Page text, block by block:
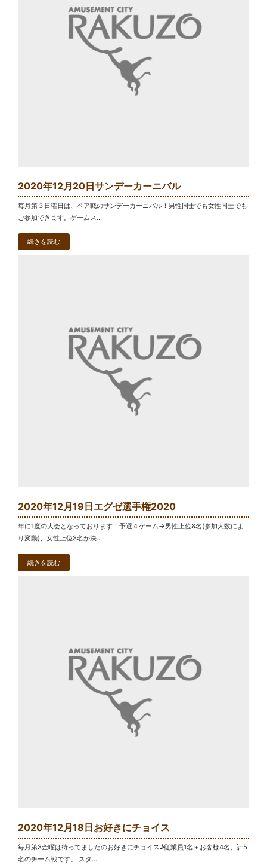
2020年12月20日サンデーカーニバル
毎月第３日曜日は、ペア戦のサンデーカーニバル！男性同士でも女性同士でも
ご参加できます。ゲームス...
続きを読む
2020年12月19日エグゼ選手権2020
年に1度の大会となっております！予選４ゲーム→男性上位8名(参加人数によ
り変動)、女性上位3名が決...
続きを読む
2020年12月18日お好きにチョイス
毎月第3金曜は待ってましたのお好きにチョイス♪従業員1名＋お客様4名、計5
名のチーム戦です。 スタ...